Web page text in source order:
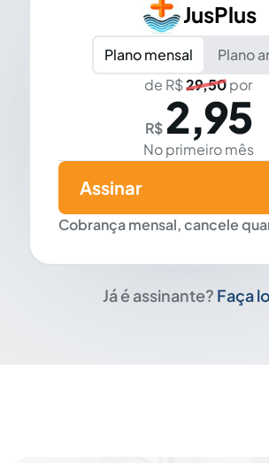
JusPlus
Plano mensal
Plano
de R$29,50por
R$ 2,95
No primeiro mês
Cobrança mensal, cancele
Assinar
Já é assinante? Faça